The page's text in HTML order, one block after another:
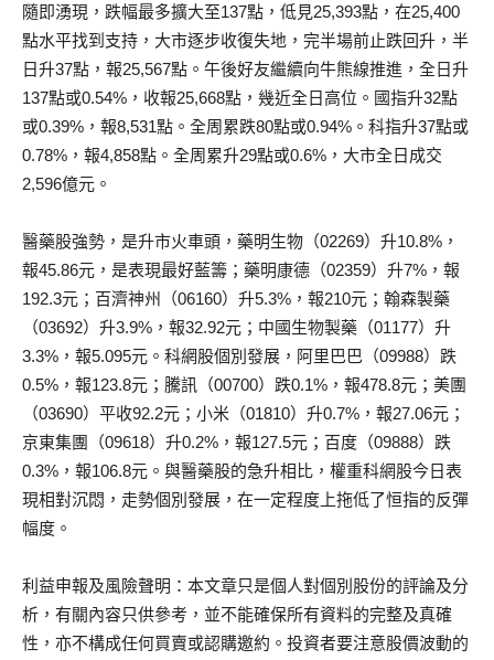
隨即湧現，跌幅最多擴大至137點，低見25,393點，在25,400
點水平找到支持，大市逐步收復失地，完半場前止跌回升，半
日升37點，報25,567點。午後好友繼續向牛熊線推進，全日升
137點或0.54%，收報25,668點，幾近全日高位。國指升32點
或0.39%，報8,531點。全周累跌80點或0.94%。科指升37點或
0.78%，報4,858點。全周累升29點或0.6%，大市全日成交
2,596億元。
醫藥股強勢，是升市火車頭，藥明生物（02269）升10.8%，
報45.86元，是表現最好藍籌；藥明康德（02359）升7%，報
192.3元；百濟神州（06160）升5.3%，報210元；翰森製藥
（03692）升3.9%，報32.92元；中國生物製藥（01177）升
3.3%，報5.095元。科網股個別發展，阿里巴巴（09988）跌
0.5%，報123.8元；騰訊（00700）跌0.1%，報478.8元；美團
（03690）平收92.2元；小米（01810）升0.7%，報27.06元；
京東集團（09618）升0.2%，報127.5元；百度（09888）跌
0.3%，報106.8元。與醫藥股的急升相比，權重科網股今日表
現相對沉悶，走勢個別發展，在一定程度上拖低了恒指的反彈
幅度。
利益申報及風險聲明：本文章只是個人對個別股份的評論及分
析，有關內容只供參考，並不能確保所有資料的完整及真確
性，亦不構成任何買賣或認購邀約。投資者要注意股價波動的